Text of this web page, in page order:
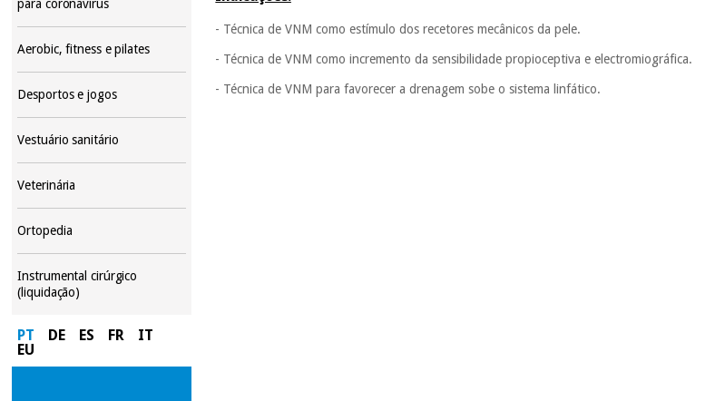
para coronavirus
Aerobic, fitness e pilates
Desportos e jogos
Vestuário sanitário
Veterinária
Ortopedia
Instrumental cirúrgico
(liquidação)
PT DE ES FR
IT
EU
- Técnica de VNM como estímulo dos recetores mecânicos da pele.
- Técnica de VNM como incremento da sensibilidade propioceptiva e electromiográfica.
- Técnica de VNM para favorecer a drenagem sobe o sistema linfático.